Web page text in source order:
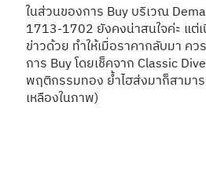
ในส่วนของการ Buy บริเวณ
1713-1702 ยังคงน่าสนใจค่ะ แต่
ข่าวด้วย ทำให้เมื่อราคากลับมา ค
การ Buy โดยเช็คจาก Classic
พฤติกรรมทอง ย้ำไฮส่งมาก็สามาร
เหลืองในภาพ)